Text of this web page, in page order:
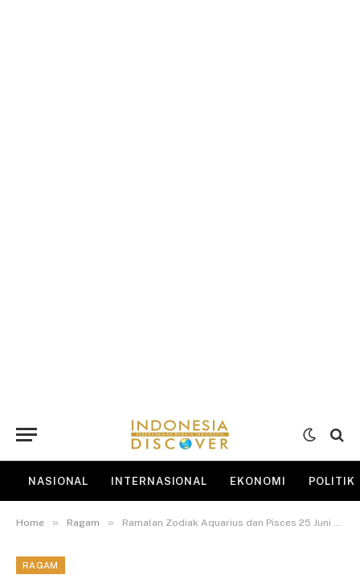
NASIONAL INTERNASIONAL EKONOMI POLITIK
Home » Ragam » Ramalan Zodiak Aquarius dan Pisces 25 Juni 2026: Cinta, Karir, Kesehatan, dan Keuangan
RAGAM